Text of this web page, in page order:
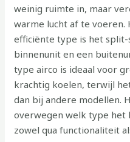
weinig ruimte in, maar
warme lucht af te voeren.
efficiënte type is het
binnenunit en een
type airco is ideaal voor
krachtig koelen, terwijl
dan bij andere modellen.
overwegen welk type het
zowel qua functionaliteit